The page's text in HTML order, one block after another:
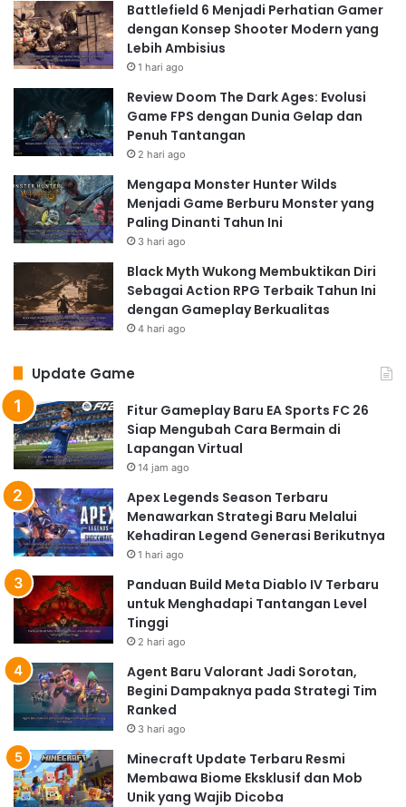
Battlefield 6 Menjadi Perhatian Gamer
dengan Konsep Shooter Modern yang
Lebih Ambisius
1 hari ago
Review Doom The Dark Ages: Evolusi
Game FPS dengan Dunia Gelap dan
Penuh Tantangan
2 hari ago
Mengapa Monster Hunter Wilds
Menjadi Game Berburu Monster yang
Paling Dinanti Tahun Ini
3 hari ago
Black Myth Wukong Membuktikan Diri
Sebagai Action RPG Terbaik Tahun Ini
dengan Gameplay Berkualitas
4 hari ago
Update Game
Fitur Gameplay Baru EA Sports FC 26
Siap Mengubah Cara Bermain di
Lapangan Virtual
14 jam ago
Apex Legends Season Terbaru
Menawarkan Strategi Baru Melalui
Kehadiran Legend Generasi Berikutnya
1 hari ago
Panduan Build Meta Diablo IV Terbaru
untuk Menghadapi Tantangan Level
Tinggi
2 hari ago
Agent Baru Valorant Jadi Sorotan,
Begini Dampaknya pada Strategi Tim
Ranked
3 hari ago
Minecraft Update Terbaru Resmi
Membawa Biome Eksklusif dan Mob
Unik yang Wajib Dicoba